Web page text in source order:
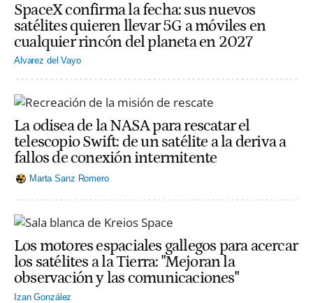
SpaceX confirma la fecha: sus nuevos
satélites quieren llevar 5G a móviles en
cualquier rincón del planeta en 2027
Alvarez del Vayo
La odisea de la NASA para rescatar el
telescopio Swift: de un satélite a la deriva a
fallos de conexión intermitente
Marta Sanz Romero
Los motores espaciales gallegos para acercar
los satélites a la Tierra: "Mejoran la
observación y las comunicaciones"
Izan González